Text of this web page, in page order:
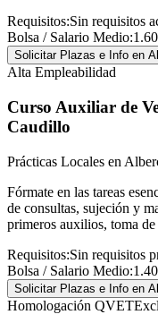
Requisitos:Sin requisitos
Bolsa / Salario Medio:
Solicitar Plazas e Info en
Alta Empleabilidad
Curso Auxiliar de
Caudillo
Prácticas Locales en
Fórmate en las tareas
de consultas, sujeción y
primeros auxilios, toma
Requisitos:Sin requisitos
Bolsa / Salario Medio:
Solicitar Plazas e Info en
Homologación QVET